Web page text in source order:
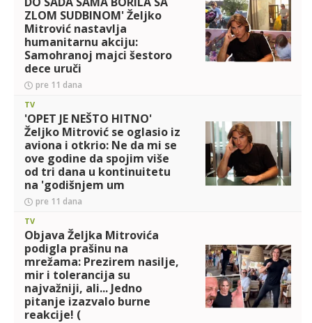
ZLOM SUDBINOM' Željko
Mitrović nastavlja
humanitarnu akciju:
Samohranoj majci šestoro
dece uruči
pre 11 dana
TV
'OPET JE NEŠTO HITNO'
Željko Mitrović se oglasio iz
aviona i otkrio: Ne da mi se
ove godine da spojim više
od tri dana u kontinuitetu
na 'godišnjem um
pre 11 dana
TV
Objava Željka Mitrovića
podigla prašinu na
mrežama: Prezirem nasilje,
mir i tolerancija su
najvažniji, ali... Jedno
pitanje izazvalo burne
reakcije! (